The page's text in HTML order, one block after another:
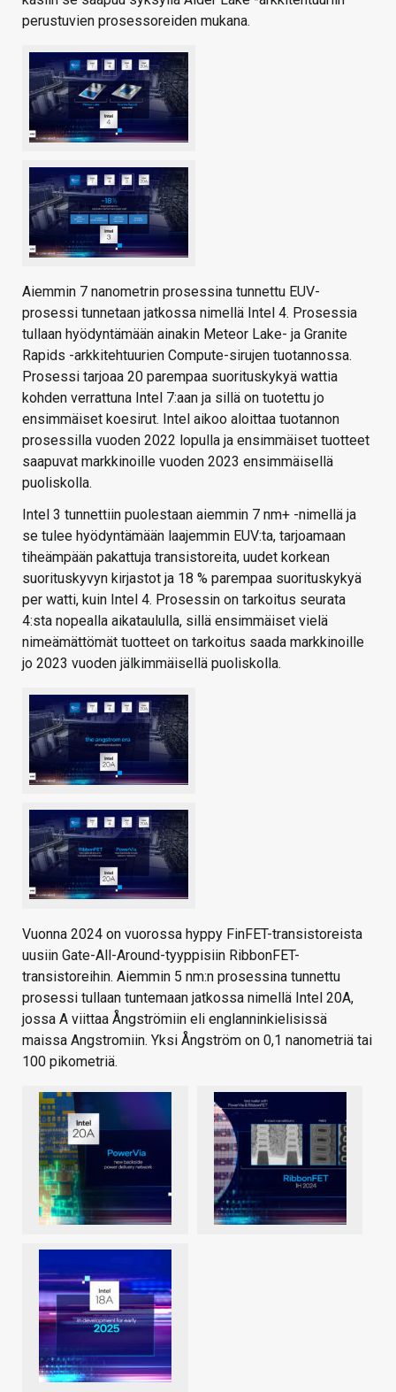
perustuvien prosessoreiden mukana.
Aiemmin 7 nanometrin prosessina tunnettu EUV-
prosessi tunnetaan jatkossa nimellä Intel 4. Prosessia
tullaan hyödyntämään ainakin Meteor Lake- ja Granite
Rapids -arkkitehtuurien Compute-sirujen tuotannossa.
Prosessi tarjoaa 20 parempaa suorituskykyä wattia
kohden verrattuna Intel 7:aan ja sillä on tuotettu jo
ensimmäiset koesirut. Intel aikoo aloittaa tuotannon
prosessilla vuoden 2022 lopulla ja ensimmäiset tuotteet
saapuvat markkinoille vuoden 2023 ensimmäisellä
puoliskolla.
Intel 3 tunnettiin puolestaan aiemmin 7 nm+ -nimellä ja
se tulee hyödyntämään laajemmin EUV:ta, tarjoamaan
tiheämpään pakattuja transistoreita, uudet korkean
suorituskyvyn kirjastot ja 18 % parempaa suorituskykyä
per watti, kuin Intel 4. Prosessin on tarkoitus seurata
4:sta nopealla aikataululla, sillä ensimmäiset vielä
nimeämättömät tuotteet on tarkoitus saada markkinoille
jo 2023 vuoden jälkimmäisellä puoliskolla.
Vuonna 2024 on vuorossa hyppy FinFET-transistoreista
uusiin Gate-All-Around-tyyppisiin RibbonFET-
transistoreihin. Aiemmin 5 nm:n prosessina tunnettu
prosessi tullaan tuntemaan jatkossa nimellä Intel 20A,
jossa A viittaa Ångströmiin eli englanninkielisissä
maissa Angstromiin. Yksi Ångström on 0,1 nanometriä tai
100 pikometriä.